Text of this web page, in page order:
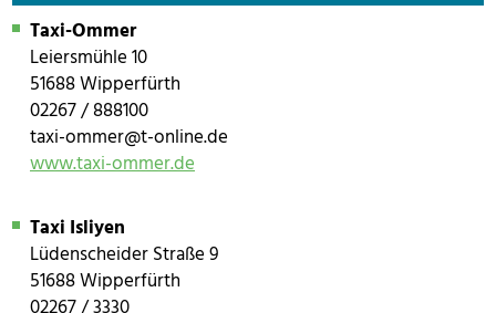
Taxi-Ommer
Leiersmühle 10
51688 Wipperfürth
02267 / 888100
taxi-ommer@t-online.de
www.taxi-ommer.de
Taxi Isliyen
Lüdenscheider Straße 9
51688 Wipperfürth